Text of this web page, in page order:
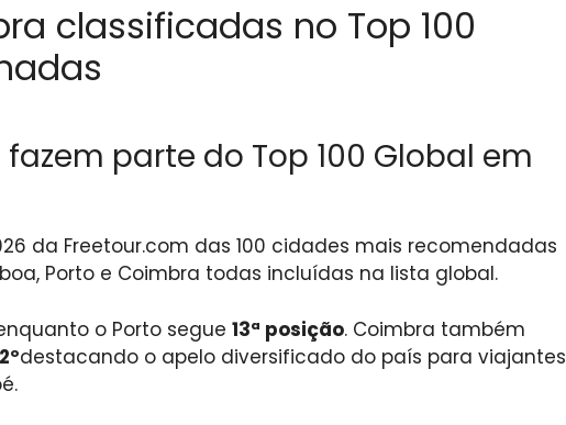
classificadas no Top 100
parte do Top 100 Global em
da Freetour.com das 100 cidades mais recomendadas
Porto e Coimbra todas incluídas na lista global.
o Porto segue 13ª posição. Coimbra também
destacando o apelo diversificado do país para viajantes